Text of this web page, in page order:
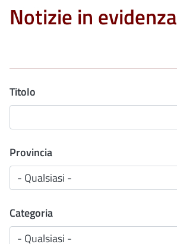
Notizie in evidenza
Titolo
Provincia
Categoria